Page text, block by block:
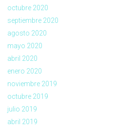
octubre 2020
septiembre 2020
agosto 2020
mayo 2020
abril 2020
enero 2020
noviembre 2019
octubre 2019
julio 2019
abril 2019